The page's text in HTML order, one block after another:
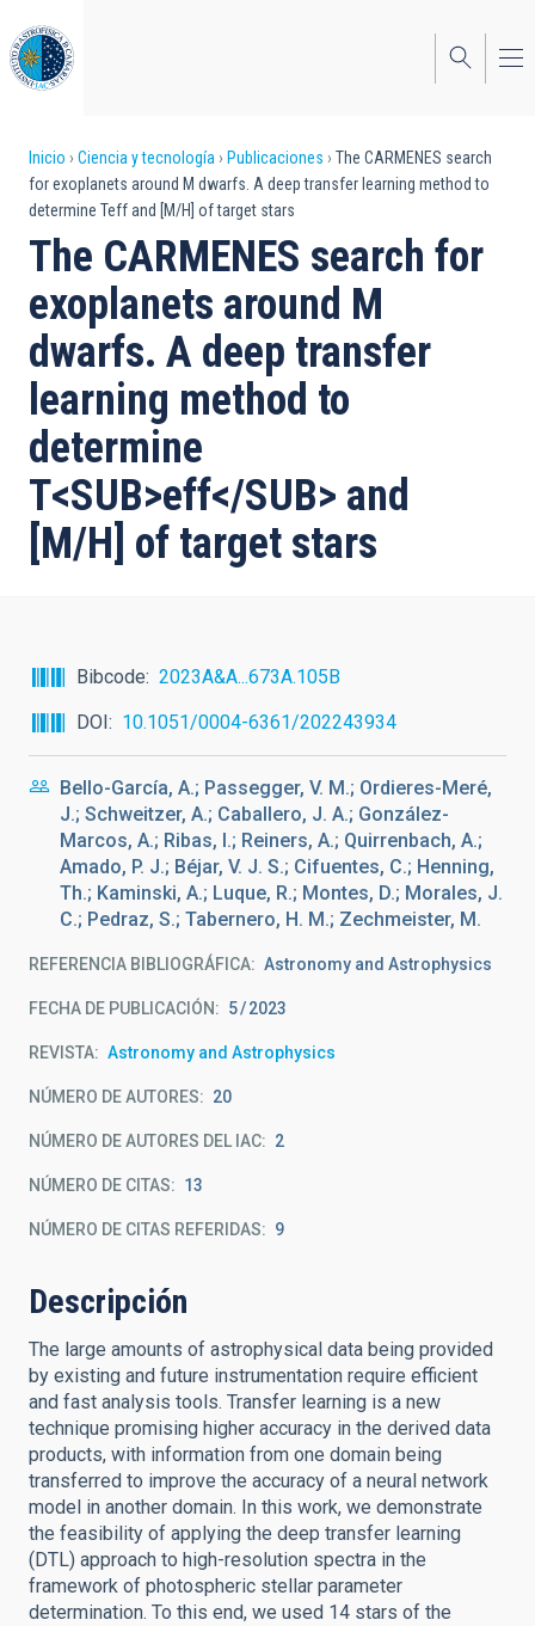
al
contenido
principal
Sobrescribir
enlaces
de
ayuda
a
la
navegación
Inicio Ciencia y tecnología Publicaciones
The CARMENES search
for exoplanets around M dwarfs. A deep transfer learning method to
determine Teff and [M/H] of target stars
The CARMENES search for
exoplanets around M
dwarfs. A deep transfer
learning method to
determine
T<SUB>eff</SUB> and
[M/H] of target stars
Bibcode
2023A&A...673A.105B
DOI
10.1051/0004-6361/202243934
Bello-García, A.; Passegger, V. M.; Ordieres-Meré,
J.; Schweitzer, A.; Caballero, J. A.; González-
Marcos, A.; Ribas, I.; Reiners, A.; Quirrenbach, A.;
Amado, P. J.; Béjar, V. J. S.; Cifuentes, C.; Henning,
Th.; Kaminski, A.; Luque, R.; Montes, D.; Morales, J.
C.; Pedraz, S.; Tabernero, H. M.; Zechmeister, M.
REFERENCIA BIBLIOGRÁFICA Astronomy and Astrophysics
FECHA DE PUBLICACIÓN: 5 2023
REVISTA Astronomy and Astrophysics
NÚMERO DE AUTORES 20
NÚMERO DE AUTORES DEL IAC 2
NÚMERO DE CITAS 13
NÚMERO DE CITAS REFERIDAS 9
Descripción
The large amounts of astrophysical data being provided
by existing and future instrumentation require efficient
and fast analysis tools. Transfer learning is a new
technique promising higher accuracy in the derived data
products, with information from one domain being
transferred to improve the accuracy of a neural network
model in another domain. In this work, we demonstrate
the feasibility of applying the deep transfer learning
(DTL) approach to high-resolution spectra in the
framework of photospheric stellar parameter
determination. To this end, we used 14 stars of the